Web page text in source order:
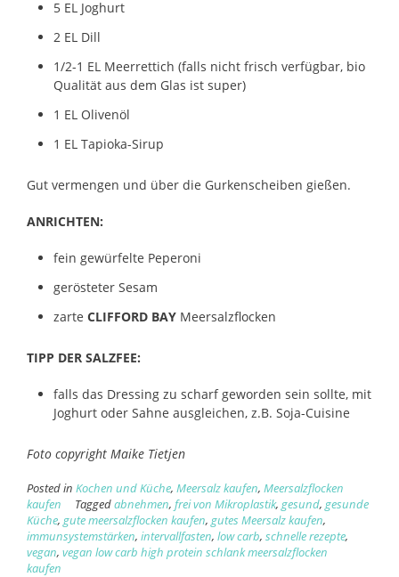
5 EL Joghurt
2 EL Dill
1/2-1 EL Meerrettich (falls nicht frisch verfügbar, bio
Qualität aus dem Glas ist super)
1 EL Olivenöl
1 EL Tapioka-Sirup
Gut vermengen und über die Gurkenscheiben gießen.
ANRICHTEN:
fein gewürfelte Peperoni
gerösteter Sesam
zarte CLIFFORD BAY Meersalzflocken
TIPP DER SALZFEE:
falls das Dressing zu scharf geworden sein sollte, mit
Joghurt oder Sahne ausgleichen, z.B. Soja-Cuisine
Foto copyright Maike Tietjen
Posted in Kochen und Küche, Meersalz kaufen, Meersalzflocken
kaufen
Taggedabnehmen, frei von Mikroplastik, gesund, gesunde
Küche, gute meersalzflocken kaufen, gutes Meersalz kaufen,
immunsystemstärken, intervallfasten, low carb, schnelle rezepte,
vegan, vegan low carb high protein schlank meersalzflocken
kaufen